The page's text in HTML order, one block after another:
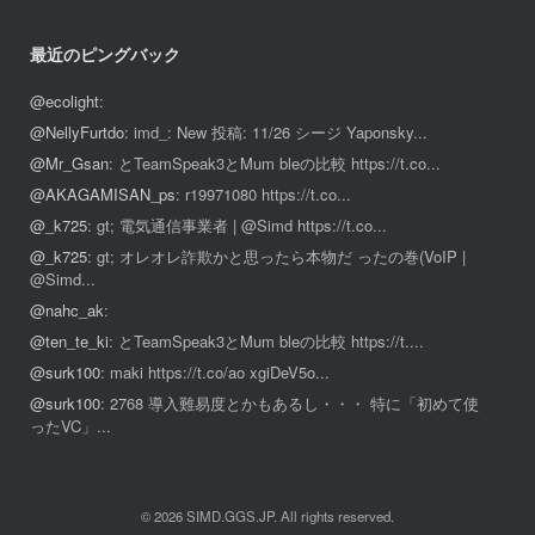
最近のピングバック
@ecolight:
@NellyFurtdo: imd_: New 投稿: 11/26 シージ Yaponsky...
@Mr_Gsan: とTeamSpeak3とMum bleの比較 https://t.co...
@AKAGAMISAN_ps: r19971080 https://t.co...
@_k725: gt; 電気通信事業者 | @Simd https://t.co...
@_k725: gt; オレオレ詐欺かと思ったら本物だ ったの巻(VoIP |
@Simd...
@nahc_ak:
@ten_te_ki: とTeamSpeak3とMum bleの比較 https://t....
@surk100: maki https://t.co/ao xgiDeV5o...
@surk100: 2768 導入難易度とかもあるし・・・ 特に「初めて使
ったVC」...
© 2026 SIMD.GGS.JP. All rights reserved.